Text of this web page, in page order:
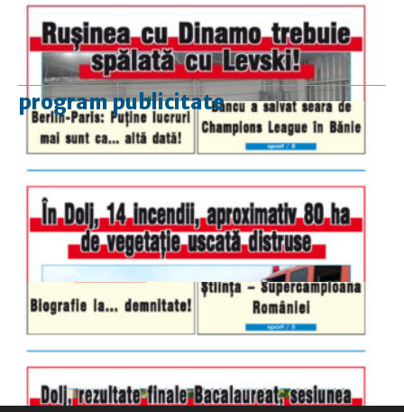
program publicitate
luni-vineri
9.00 - 17.00
duminică
9.00 - 12.00